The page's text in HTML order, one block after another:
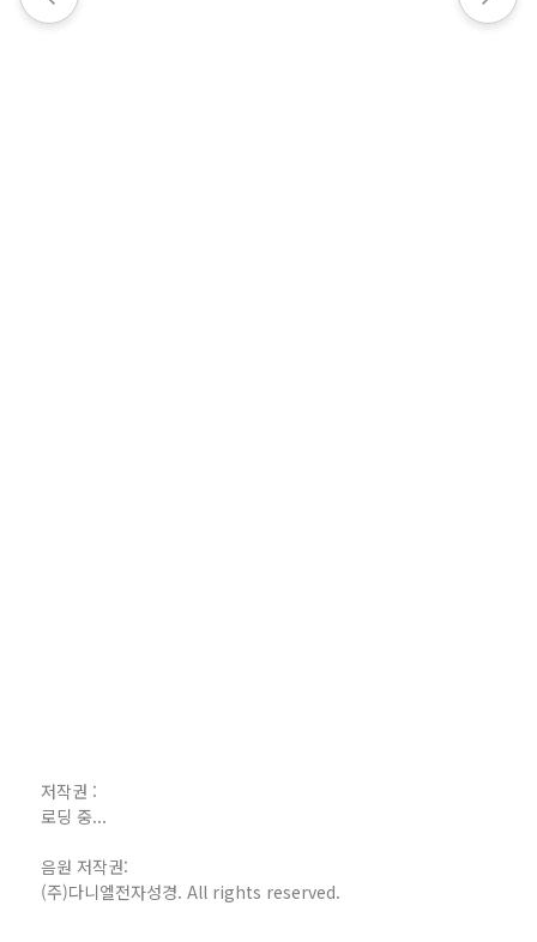
저작권 :
로딩 중...
음원 저작권:
(주)다니엘전자성경. All rights reserved.